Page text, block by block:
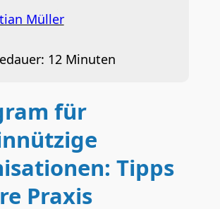
Müller
12 Minuten
für
Tipps
Praxis